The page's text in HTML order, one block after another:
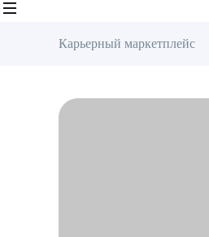
Карьерный маркетплейс